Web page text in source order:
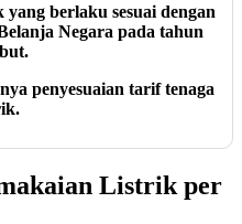
berlaku sesuai dengan
Negara pada tahun
penyesuaian tarif tenaga
Listrik per